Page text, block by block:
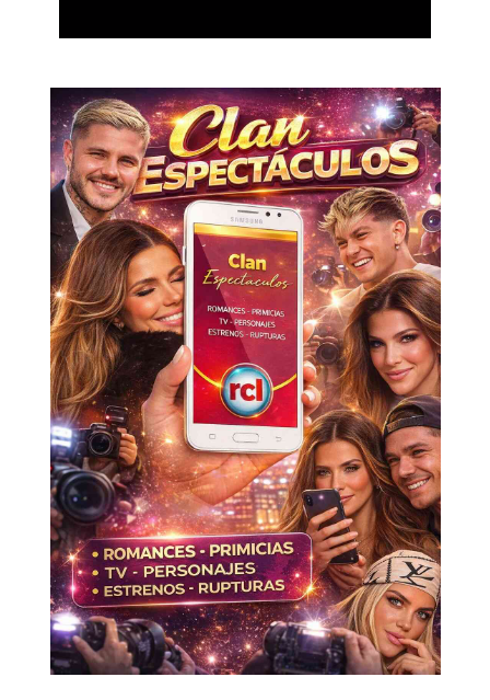
Don't miss
Sing up for our newsletter
to stay in the loop.
SUBSCRIBE